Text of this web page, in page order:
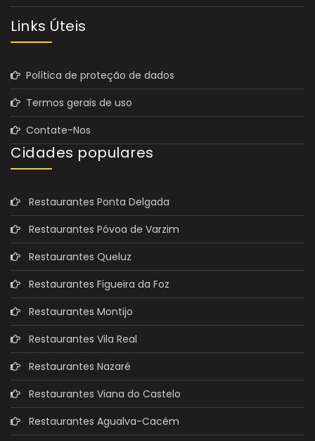
Links Úteis
Política de proteção de dados
Termos gerais de uso
Contate-Nos
Cidades populares
Restaurantes Ponta Delgada
Restaurantes Póvoa de Varzim
Restaurantes Queluz
Restaurantes Figueira da Foz
Restaurantes Montijo
Restaurantes Vila Real
Restaurantes Nazaré
Restaurantes Viana do Castelo
Restaurantes Agualva-Cacém